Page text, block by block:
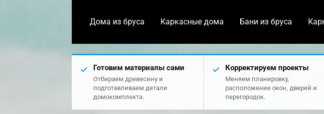
Дома из бруса Каркасные дома Бани из бруса
Готовим материалы сами
Отбираем древесину и
подготавливаем детали
домокомплекта.
Корректируем проекты
Меняем планировку,
расположение окон, дверей и
перегородок.